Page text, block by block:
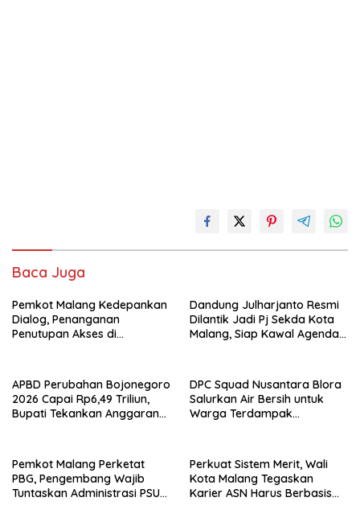
Baca Juga
Pemkot Malang Kedepankan
Dialog, Penanganan
Penutupan Akses di
Dandung Julharjanto Resmi
Dilantik Jadi Pj Sekda Kota
Malang, Siap Kawal Agenda
APBD Perubahan Bojonegoro
2026 Capai Rp6,49 Triliun,
Bupati Tekankan Anggaran
DPC Squad Nusantara Blora
Salurkan Air Bersih untuk
Warga Terdampak
Pemkot Malang Perketat
PBG, Pengembang Wajib
Tuntaskan Administrasi PSU
Perkuat Sistem Merit, Wali
Kota Malang Tegaskan
Karier ASN Harus Berbasis